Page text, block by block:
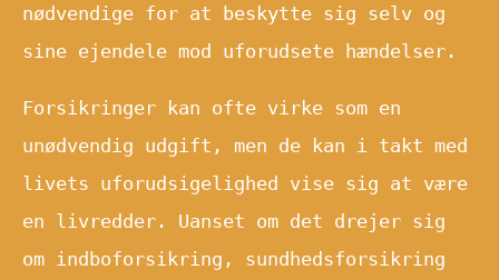
nødvendige for at beskytte sig selv og
sine ejendele mod uforudsete hændelser.
Forsikringer kan ofte virke som en
unødvendig udgift, men de kan i takt med
livets uforudsigelighed vise sig at være
en livredder. Uanset om det drejer sig
om indboforsikring, sundhedsforsikring